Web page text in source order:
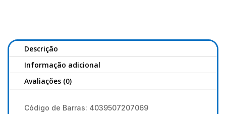
CM
-
#PI
Descrição
Informação adicional
Avaliações (0)
Código de Barras: 4039507207069